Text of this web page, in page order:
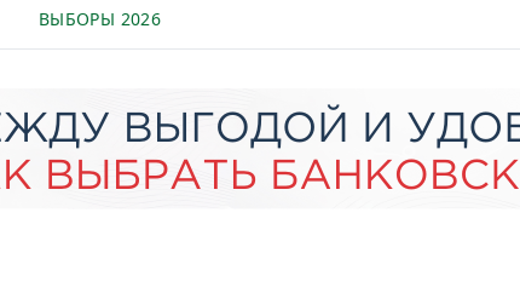
ВЫБОРЫ 2026